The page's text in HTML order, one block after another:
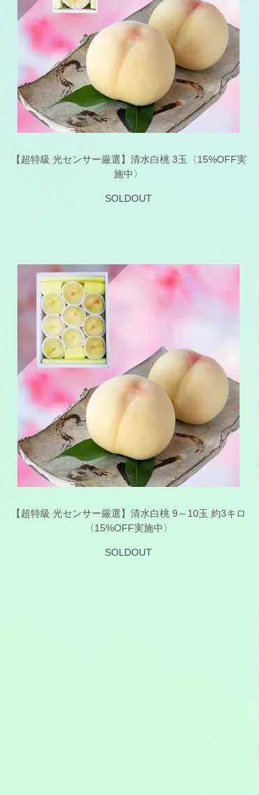
【超特級 光センサー厳選】清水白桃 3玉〈15%OFF実
施中〉
SOLDOUT
【超特級 光センサー厳選】清水白桃 9～10玉 約3キロ
〈15%OFF実施中〉
SOLDOUT